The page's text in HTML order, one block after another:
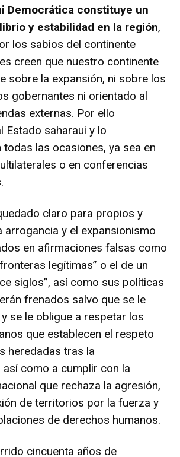
Democrática constituye un
y estabilidad en la región,
los sabios del continente
creen que nuestro continente
sobre la expansión, ni sobre los
gobernantes ni orientado al
externas. Por ello
Estado saharaui y lo
las ocasiones, ya sea en
o en conferencias
claro para propios y
arrogancia y el expansionismo
en afirmaciones falsas como
legítimas” o el de un
siglos”, así como sus políticas
frenados salvo que se le
se le obligue a respetar los
que establecen el respeto
heredadas tras la
así como a cumplir con la
que rechaza la agresión,
de territorios por la fuerza y
de derechos humanos.
cincuenta años de